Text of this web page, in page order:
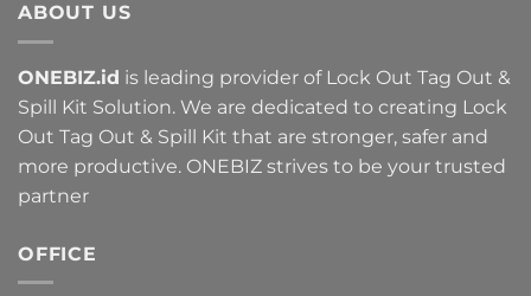
ABOUT US
ONEBIZ.id is leading provider of Lock Out Tag Out &
Spill Kit Solution. We are dedicated to creating Lock
Out Tag Out & Spill Kit that are stronger, safer and
more productive. ONEBIZ strives to be your trusted
partner
OFFICE